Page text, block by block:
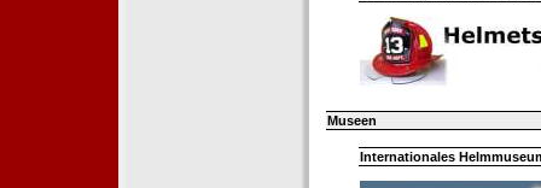
Museen
Internationales